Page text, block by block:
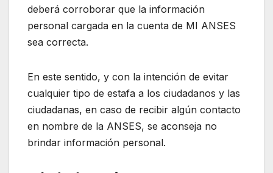
deberá corroborar que la información
personal cargada en la cuenta de MI ANSES
sea correcta.
En este sentido, y con la intención de evitar
cualquier tipo de estafa a los ciudadanos y las
ciudadanas, en caso de recibir algún contacto
en nombre de la ANSES, se aconseja no
brindar información personal.